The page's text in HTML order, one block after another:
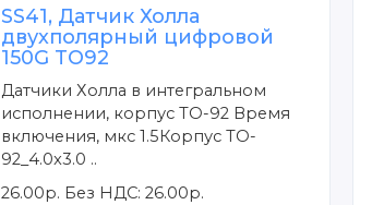
SS41, Датчик Холла
двухполярный цифровой
150G TO92
Датчики Холла в интегральном
исполнении, корпус TO-92 Время
включения, мкс 1.5Корпус TO-
92_4.0x3.0 ..
26.00р. Без НДС: 26.00р.